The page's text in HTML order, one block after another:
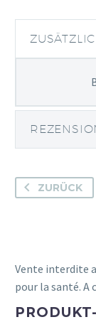
ZURÜCK
Vente interdite
pour la santé. A